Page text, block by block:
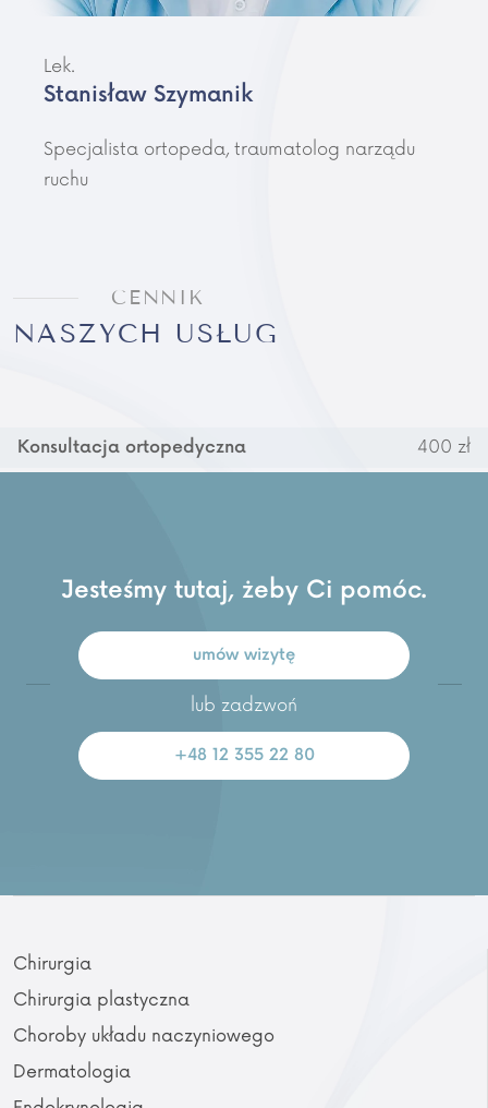
Lek.
Stanisław Szymanik
Specjalista ortopeda, traumatolog narządu
ruchu
CENNIK
NASZYCH USŁUG
Konsultacja ortopedyczna 400 zł
Jesteśmy tutaj, żeby Ci pomóc.
umów wizytę
lub zadzwoń
+48 12 355 22 80
Chirurgia
Chirurgia plastyczna
Choroby układu naczyniowego
Dermatologia